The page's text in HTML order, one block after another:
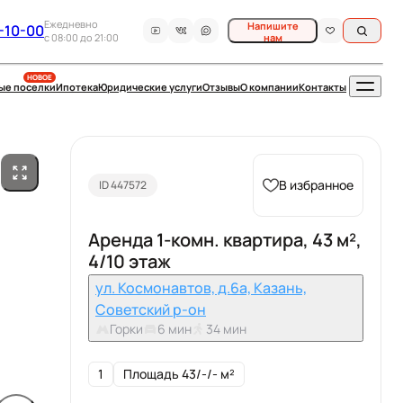
10-00Ежедневно
c 08:00 до 21:00
Напишите
нам
НОВОЕ
поселкиИпотекаЮридические услугиОтзывыО компанииКонтакты
ID 447572 В избранное
Аренда 1-комн. квартира, 43 м²,
4/10 этаж
ул. Космонавтов, д.6а, Казань,
Советский р-он
Горки 6 мин 34 мин
1 Площадь 43/-/- м²